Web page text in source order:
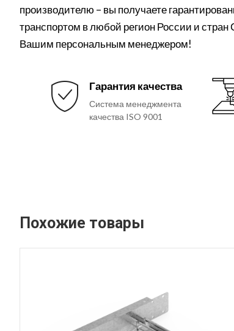
производителю – вы получаете
транспортом в любой регион России и
Вашим персональным менеджером!
Гарантия качества
Система менеджмента
качества ISO 9001
Похожие товары